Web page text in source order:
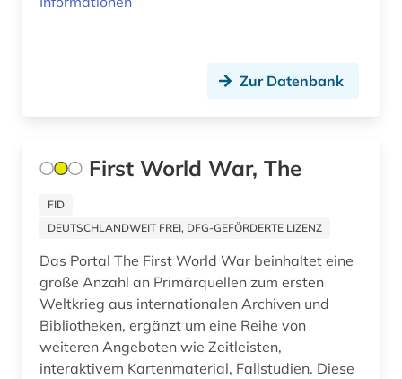
bautechnik (1)
bauwerk (2)
bauzeichnung (1)
bayerisch schwaben (1)
bayerische motoren-werke (1)
Vatikanstadt (2)
Zur Datenbank
First World War, The
FID
DEUTSCHLANDWEIT FREI, DFG-GEFÖRDERTE LIZENZ
Das Portal The First World War beinhaltet eine
große Anzahl an Primärquellen zum ersten
Weltkrieg aus internationalen Archiven und
Bibliotheken, ergänzt um eine Reihe von
weiteren Angeboten wie Zeitleisten,
interaktivem Kartenmaterial, Fallstudien. Diese